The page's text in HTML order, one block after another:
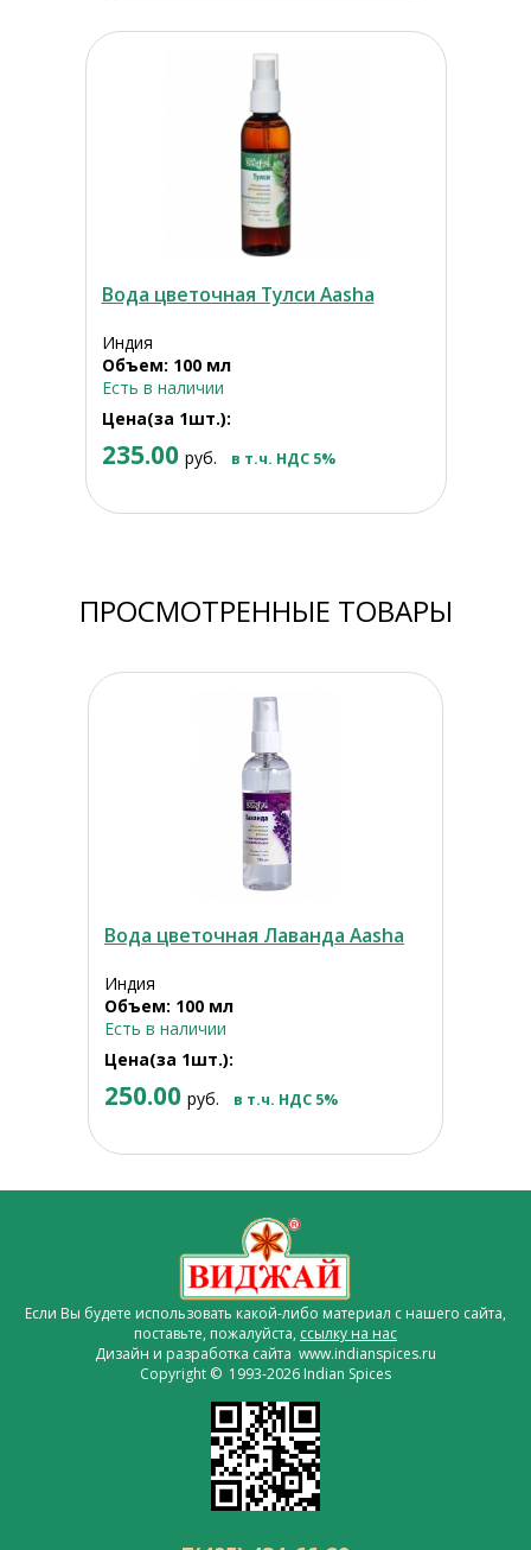
Вода цветочная Тулси Aasha
Индия
Объем: 100 мл
Есть в наличии
Цена(за 1шт.):
235.00 руб. в т.ч. НДС 5%
ПРОСМОТРЕННЫЕ ТОВАРЫ
Вода цветочная Лаванда Aasha
Индия
Объем: 100 мл
Есть в наличии
Цена(за 1шт.):
250.00 руб. в т.ч. НДС 5%
Если Вы будете использовать какой-либо материал с нашего сайта,
поставьте, пожалуйста, ссылку на нас
Дизайн и разработка сайта www.indianspices.ru
Copyright © 1993-2026 Indian Spices